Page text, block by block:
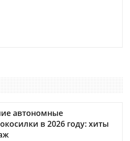
автономные
в 2026 году: хиты